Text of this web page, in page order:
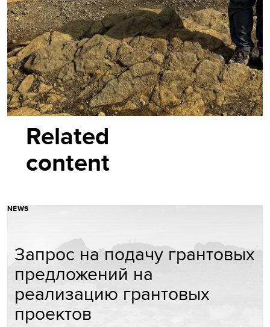
Related
content
NEWS
Запрос на подачу грантовых
предложений на
реализацию грантовых
проектов